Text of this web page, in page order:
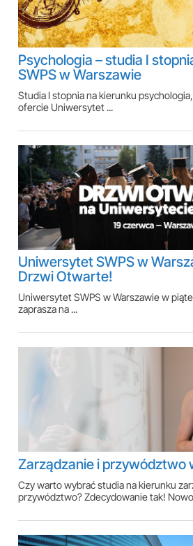
Psychologia – studia I
SWPS w Warszawie
Studia I stopnia na kierunku
ofercie Uniwersytet ...
Uniwersytet SWPS w
Drzwi Otwarte!
Uniwersytet SWPS w Warszawie w
zaprasza na ...
Zarządzanie i przywództwo
Czy warto wybrać studia na kierunku
przywództwo? Zdecydowanie tak!